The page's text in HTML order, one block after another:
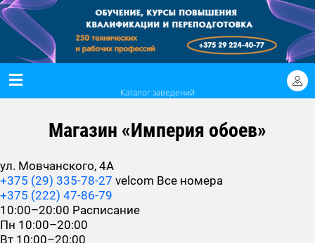
Каталог заведений
Магазин «Империя обоев»
ул. Мовчанского, 4А
+375 (29) 335-78-27 velcom Все номера
+375 (222) 47-86-79
10:00–20:00 Расписание
Пн 10:00–20:00
Вт 10:00–20:00